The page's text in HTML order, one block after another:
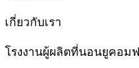
เกี่ยวกับเรา
โรงงานผู้ผลิตที่นอนยูคอม